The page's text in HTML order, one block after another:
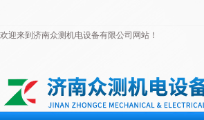
欢迎来到济南众测机电设备有限公司网站！